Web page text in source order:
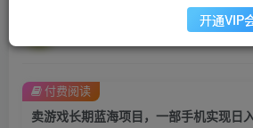
卖游戏长期蓝海项目，一部手机实现日
付费阅读
开通VIP